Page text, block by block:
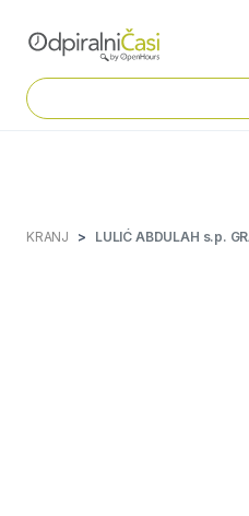
KRANJ LULIĆ ABDULAH s.p.